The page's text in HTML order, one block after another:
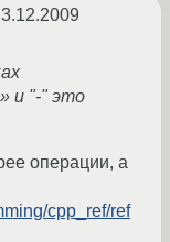
и "-" это
операции, а
cpp_ref/ref